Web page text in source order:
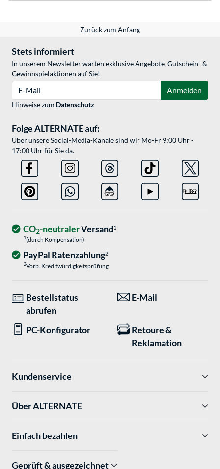
Zurück zum Anfang
Stets informiert
In unserem Newsletter warten exklusive Angebote, Gutschein- &
Gewinnspielaktionen auf Sie!
Anmelden
Hinweise zum Datenschutz
Folge ALTERNATE auf:
Über unsere Social-Media-Kanäle sind wir Mo-Fr 9:00 Uhr -
17:00 Uhr für Sie da.
CO2-neutralerVersand1
1(durch Kompensation)
PayPal Ratenzahlung2
2Vorb. Kreditwürdigkeitsprüfung
Bestellstatus
abrufen
E-Mail
PC-Konfigurator
Retoure &
Reklamation
Kundenservice
Über ALTERNATE
Einfach bezahlen
Geprüft & ausgezeichnet